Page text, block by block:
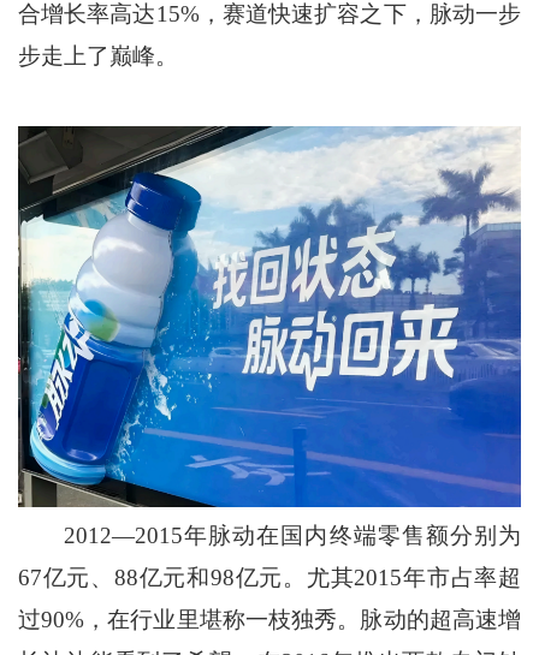
合增长率高达15%，赛道快速扩容之下，脉动一步
步走上了巅峰。
2012—2015年脉动在国内终端零售额分别为
67亿元、88亿元和98亿元。尤其2015年市占率超
过90%，在行业里堪称一枝独秀。脉动的超高速增